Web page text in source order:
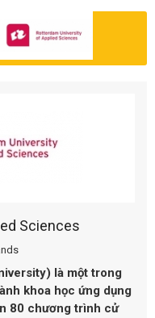
Sciences
là một trong
khoa học ứng dụng
80 chương trình cử